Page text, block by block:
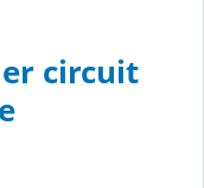
circuit